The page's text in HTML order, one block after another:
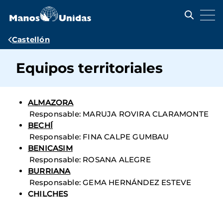
contenido
Ruta
navegación
Castellón
Equipos territoriales
ALMAZORA
Responsable: MARUJA ROVIRA CLARAMONTE
BECHÍ
Responsable: FINA CALPE GUMBAU
BENICASIM
Responsable: ROSANA ALEGRE
BURRIANA
Responsable: GEMA HERNÁNDEZ ESTEVE
CHILCHES